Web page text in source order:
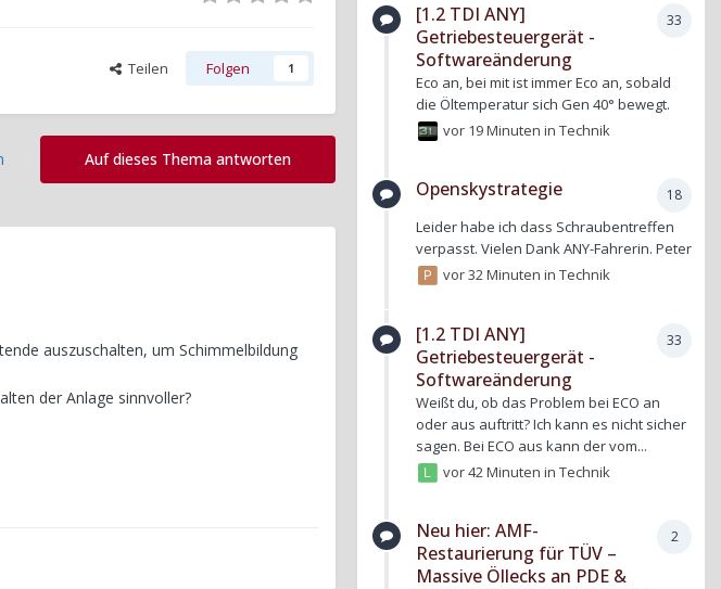
Teilen Folgen 1
Auf dieses Thema antworten
auszuschalten, um Schimmelbildung
der Anlage sinnvoller?
33
[1.2 TDI ANY]
Getriebesteuergerät -
Softwareänderung
Eco an, bei mit ist immer Eco an, sobald
die Öltemperatur sich Gen 40° bewegt.
vor 19 MinuteninTechnik
18
Openskystrategie
Leider habe ich dass Schraubentreffen
verpasst. Vielen Dank ANY-Fahrerin. Peter
vor 32 MinuteninTechnik
33
[1.2 TDI ANY]
Getriebesteuergerät -
Softwareänderung
Weißt du, ob das Problem bei ECO an
oder aus auftritt? Ich kann es nicht sicher
sagen. Bei ECO aus kann der vom...
vor 42 MinuteninTechnik
2
Neu hier: AMF-
Restaurierung für TÜV –
Massive Öllecks an PDE &